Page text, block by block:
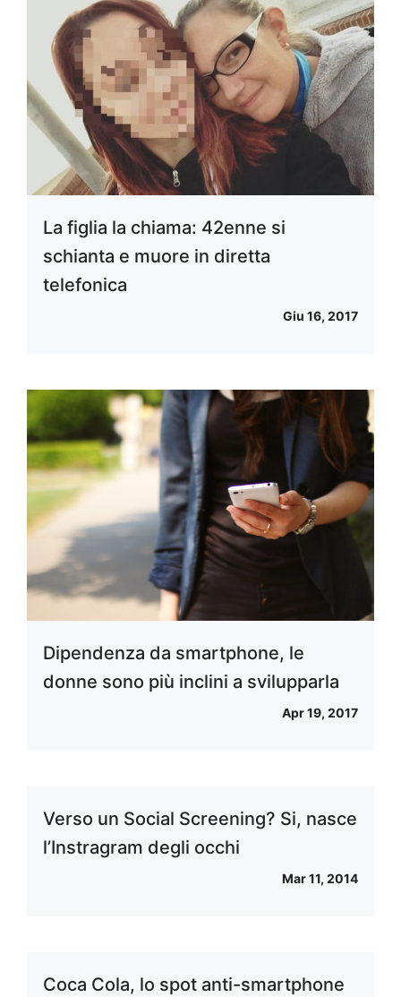
La figlia la chiama: 42enne si
schianta e muore in diretta
telefonica
Giu 16, 2017
Dipendenza da smartphone, le
donne sono più inclini a svilupparla
Apr 19, 2017
Verso un Social Screening? Si, nasce
l’Instragram degli occhi
Mar 11, 2014
Coca Cola, lo spot anti-smartphone